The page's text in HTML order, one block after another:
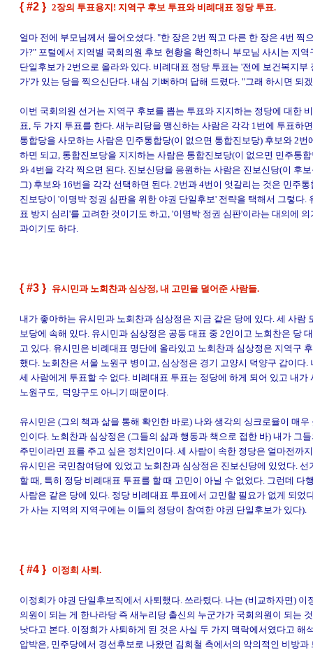
{ #2 } 2장의 투표용지! 지역구 후보 투표와 비례대표 정당 투표.
얼마 전에 부모님께서 물어오셨다. "한 장은 2번 찍고 다른 한 장은 4번 찍
가?" 포털에서 지역별 국회의원 후보 현황을 확인하니 부모님 사시는 지역
단일후보가 2번으로 올라와 있다. 비례대표 정당 투표는 '전에 보건복지부
가'가 있는 당을 찍으신단다. 내심 기뻐하며 답해 드렸다. "그래 하시면 되
이번 국회의원 선거는 지역구 후보를 뽑는 투표와 지지하는 정당에 대한
표, 두 가지 투표를 한다. 새누리당을 맹신하는 사람은 각각 1번에 투표하
통합당을 사모하는 사람은 민주통합당(이 없으면 통합진보당) 후보와 2번
하면 되고, 통합진보당을 지지하는 사람은 통합진보당(이 없으면 민주통
와 4번을 각각 찍으면 된다. 진보신당을 응원하는 사람은 진보신당(이 후
그) 후보와 16번을 각각 선택하면 된다. 2번과 4번이 엇갈리는 것은 민주
진보당이 '이명박 정권 심판을 위한 야권 단일후보' 전략을 택해서 그렇다.
표 방지 심리'를 고려한 것이기도 하고, '이명박 정권 심판'이라는 대의에
과이기도 하다.
{ #3 } 유시민과 노회찬과 심상정, 내 고민을 덜어준 사람들.
내가 좋아하는 유시민과 노회찬과 심상정은 지금 같은 당에 있다. 세 사람
보당에 속해 있다. 유시민과 심상정은 공동 대표 중 2인이고 노회찬은 당
고 있다. 유시민은 비례대표 명단에 올라있고 노회찬과 심상정은 지역구
했다. 노회찬은 서울 노원구 병이고, 심상정은 경기 고양시 덕양구 갑이다.
세 사람에게 투표할 수 없다. 비례대표 투표는 정당에 하게 되어 있고 내가
노원구도, 덕양구도 아니기 때문이다.
유시민은 (그의 책과 삶을 통해 확인한 바로) 나와 생각의 싱크로율이 매우
인이다. 노회찬과 심상정은 (그들의 삶과 행동과 책으로 접한 바) 내가 그
주민이라면 표를 주고 싶은 정치인이다. 세 사람이 속한 정당은 얼마전까
유시민은 국민참여당에 있었고 노회찬과 심상정은 진보신당에 있었다. 선
할 때, 특히 정당 비례대표 투표를 할 때 고민이 아닐 수 없었다. 그런데 다
사람은 같은 당에 있다. 정당 비례대표 투표에서 고민할 필요가 없게 되었
가 사는 지역의 지역구에는 이들의 정당이 참여한 야권 단일후보가 있다).
{ #4 } 이정희 사퇴.
이정희가 야권 단일후보직에서 사퇴했다. 쓰라렸다. 나는 (비교하자면) 이
의원이 되는 게 한나라당 즉 새누리당 출신의 누군가가 국회의원이 되는
낫다고 본다. 이정희가 사퇴하게 된 것은 사실 두 가지 맥락에서였다고 해
압박은, 민주당에서 경선후보로 나왔던 김희철 측에서의 악의적인 비방과